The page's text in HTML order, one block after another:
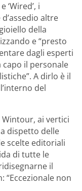
‘Wired’, i
altre
della
e “presto
dagli esperti
capo il personale
A dirlo è il
del
Wintour, ai vertici
a dispetto delle
scelte editoriali
di tutte le
il
“Eccezionale non